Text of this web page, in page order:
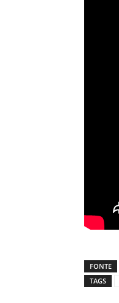
FONTE
TAGS